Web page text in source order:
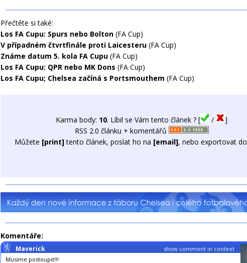
Přečtěte si také:
Los FA Cupu: Spurs nebo Bolton (FA Cup)
V případném čtvrtfinále proti Laicesteru (FA Cup)
Známe datum 5. kola FA Cupu (FA Cup)
Los FA Cupu: QPR nebo MK Dons (FA Cup)
Los FA Cupu; Chelsea začíná s Portsmouthem (FA Cup)
Karma body: 10. Líbil se Vám tento článek ? [ /
]
RSS 2.0 článku + komentářů
Můžete [print]tento článek, poslat ho na [email], nebo exportovat do
Komentáře:
show comment in context
Maverick
Musíme postoupit!!!